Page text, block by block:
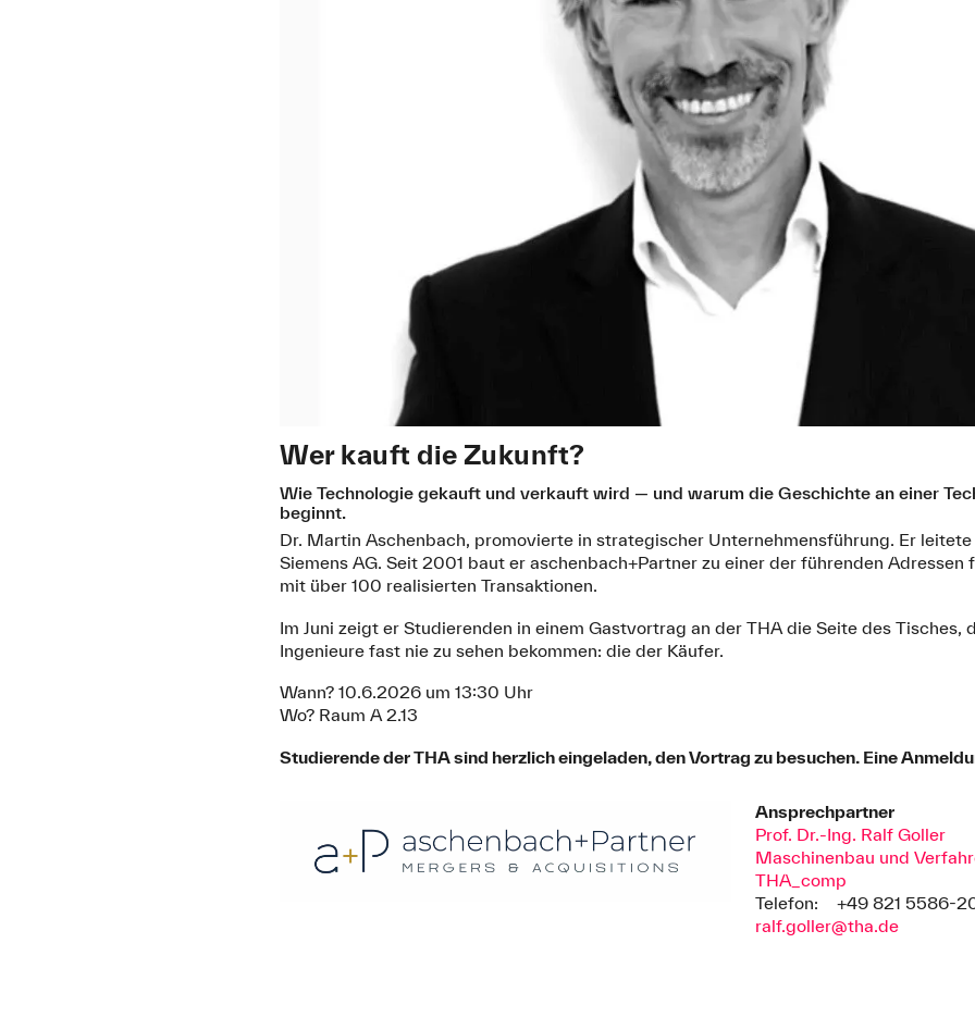
Wer kauft die Zukunft?
Wie Technologie gekauft und verkauft wird — und warum die Geschichte an einer
beginnt.
Dr. Martin Aschenbach, promovierte in strategischer Unternehmensführung. Er
Siemens AG. Seit 2001 baut er aschenbach+Partner zu einer der führenden
mit über 100 realisierten Transaktionen.
Im Juni zeigt er Studierenden in einem Gastvortrag an der THA die Seite des Tisches,
Ingenieure fast nie zu sehen bekommen: die der Käufer.
Wann? 10.6.2026 um 13:30 Uhr
Wo? Raum A 2.13
Studierende der THA sind herzlich eingeladen, den Vortrag zu besuchen. Eine
Ansprechpartner
Prof. Dr.-Ing. Ralf Goller
Maschinenbau und
THA_comp
Telefon:
+49 821 5586-
ralf.goller@tha.de